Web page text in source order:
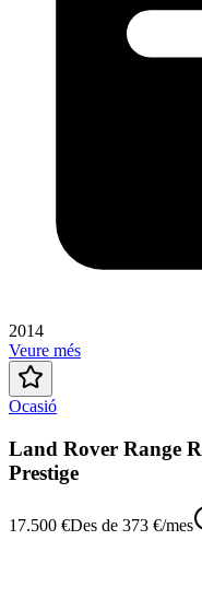
2014
Veure més
Ocasió
Land Rover Range
Prestige
17.500 €Des de 373 €/mes